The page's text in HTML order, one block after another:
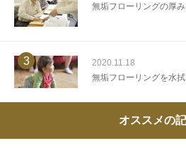
無垢フローリングの厚
3
2020.11.18
無垢フローリングを水
オススメの